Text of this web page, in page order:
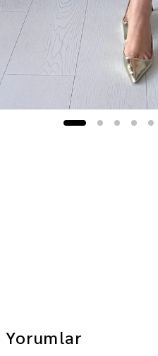
Yorumlar